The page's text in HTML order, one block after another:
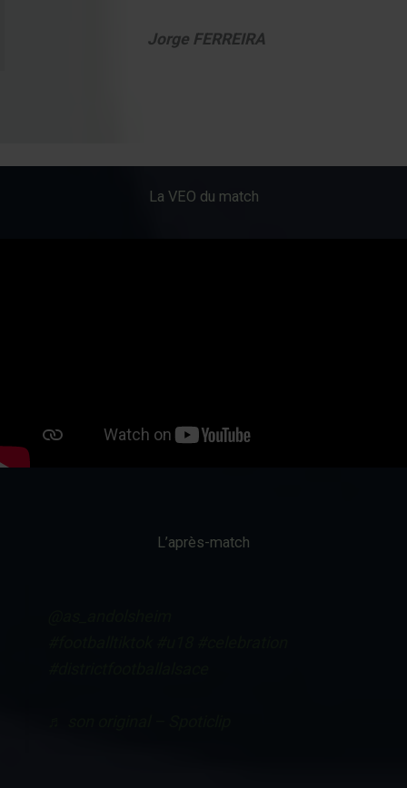
Jorge FERREIRA
La VEO du match
L’après-match